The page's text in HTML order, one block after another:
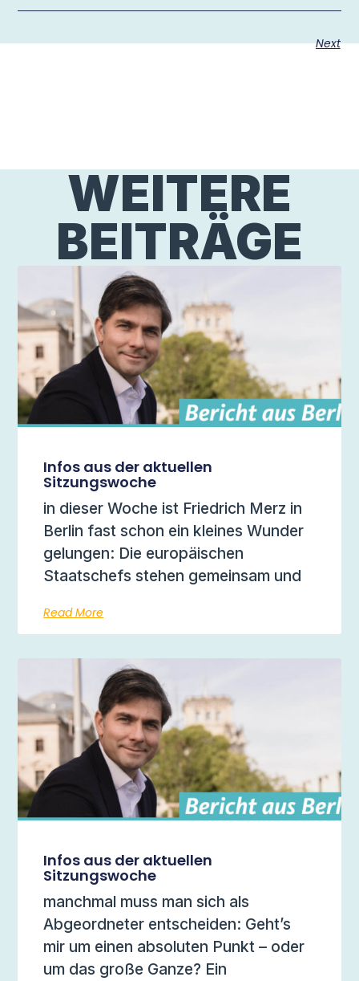
Next
WEITERE
BEITRÄGE
Infos aus der aktuellen
Sitzungswoche
in dieser Woche ist Friedrich Merz in
Berlin fast schon ein kleines Wunder
gelungen: Die europäischen
Staatschefs stehen gemeinsam und
Read More
Infos aus der aktuellen
Sitzungswoche
manchmal muss man sich als
Abgeordneter entscheiden: Geht’s
mir um einen absoluten Punkt – oder
um das große Ganze? Ein